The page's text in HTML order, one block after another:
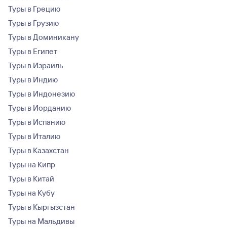
Туры в Грецию
Туры в Грузию
Туры в Доминикану
Туры в Египет
Туры в Израиль
Туры в Индию
Туры в Индонезию
Туры в Иорданию
Туры в Испанию
Туры в Италию
Туры в Казахстан
Туры на Кипр
Туры в Китай
Туры на Кубу
Туры в Кыргызстан
Туры на Мальдивы